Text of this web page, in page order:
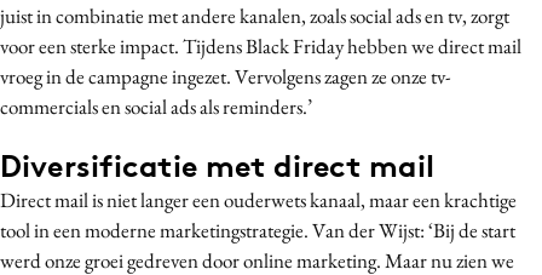
juist in combinatie met andere kanalen, zoals social ads en tv, zorgt
voor een sterke impact. Tijdens Black Friday hebben we direct mail
vroeg in de campagne ingezet. Vervolgens zagen ze onze tv-
commercials en social ads als reminders.’
Diversificatie met direct mail
Direct mail is niet langer een ouderwets kanaal, maar een krachtige
tool in een moderne marketingstrategie. Van der Wijst: ‘Bij de start
werd onze groei gedreven door online marketing. Maar nu zien we